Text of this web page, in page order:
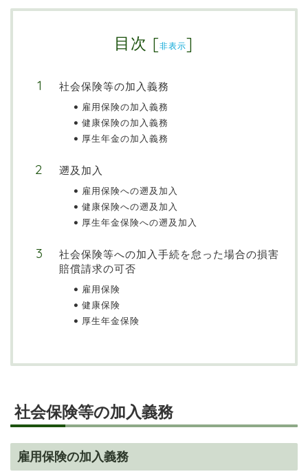
目次 [非表示]
社会保険等の加入義務
雇用保険の加入義務
健康保険の加入義務
厚生年金の加入義務
遡及加入
雇用保険への遡及加入
健康保険への遡及加入
厚生年金保険への遡及加入
社会保険等への加入手続を怠った場合の損害
賠償請求の可否
雇用保険
健康保険
厚生年金保険
社会保険等の加入義務
雇用保険の加入義務